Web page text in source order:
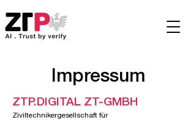
Impressum
ZTP.DIGITAL ZT-GMBH
Ziviltechnikergesellschaft für